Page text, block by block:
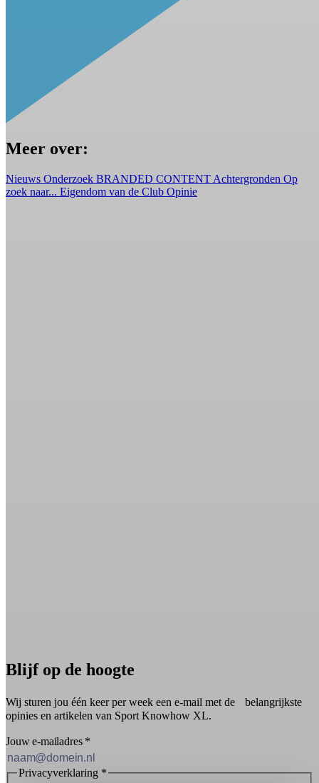
Meer over:
Nieuws Onderzoek BRANDED CONTENT Achtergronden Op
zoek naar... Eigendom van de Club Opinie
Blijf op de hoogte
Wij sturen jou één keer per week een e-mail met de belangrijkste
opinies en artikelen van Sport Knowhow XL.
Jouw e-mailadres *
Privacyverklaring *